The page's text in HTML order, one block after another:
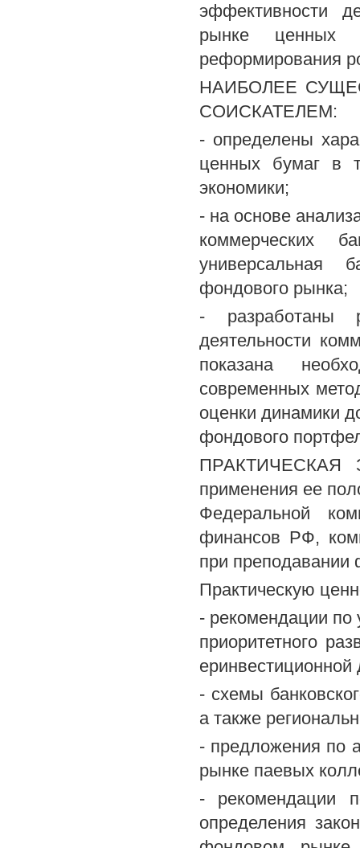
эффективности
рынке ценных
реформирования
НАИБОЛЕЕ
СОИСКАТЕЛЕМ:
- определены
ценных бумаг в
экономики;
- на основе
коммерческих
универсальная
фондового рынка;
- разработаны
деятельности
показана
современных
оценки динамики
фондового
ПРАКТИЧЕСКАЯ
применения ее
Федеральной
финансов РФ,
при
Практическую
- рекомендации по
приоритетного
еринвестиционной
- схемы
а также
- предложения по
рынке паевых
- рекомендации
определения